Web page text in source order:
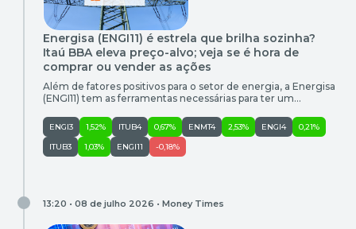
Energisa (ENGI11) é estrela que brilha sozinha?
Itaú BBA eleva preço-alvo; veja se é hora de
comprar ou vender as ações
Além de fatores positivos para o setor de energia, a Energisa
(ENGI11) tem as ferramentas necessárias para ter um
ENGI3 1,52% ITUB4 0,67% ENMT4 2,53% ENGI4
0,21%
ITUB3
1,03% ENGI11 -0,18%
13:20 • 08 de julho 2026 • Money Times